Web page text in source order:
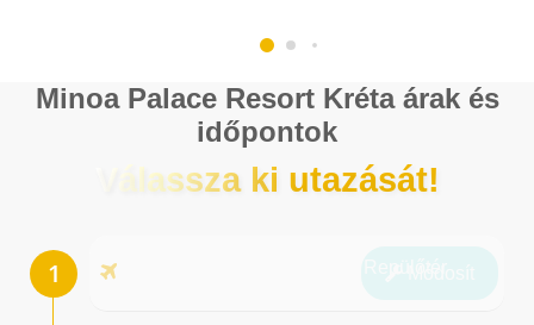
Minoa Palace Resort Kréta árak és
időpontok
Válassza ki utazását!